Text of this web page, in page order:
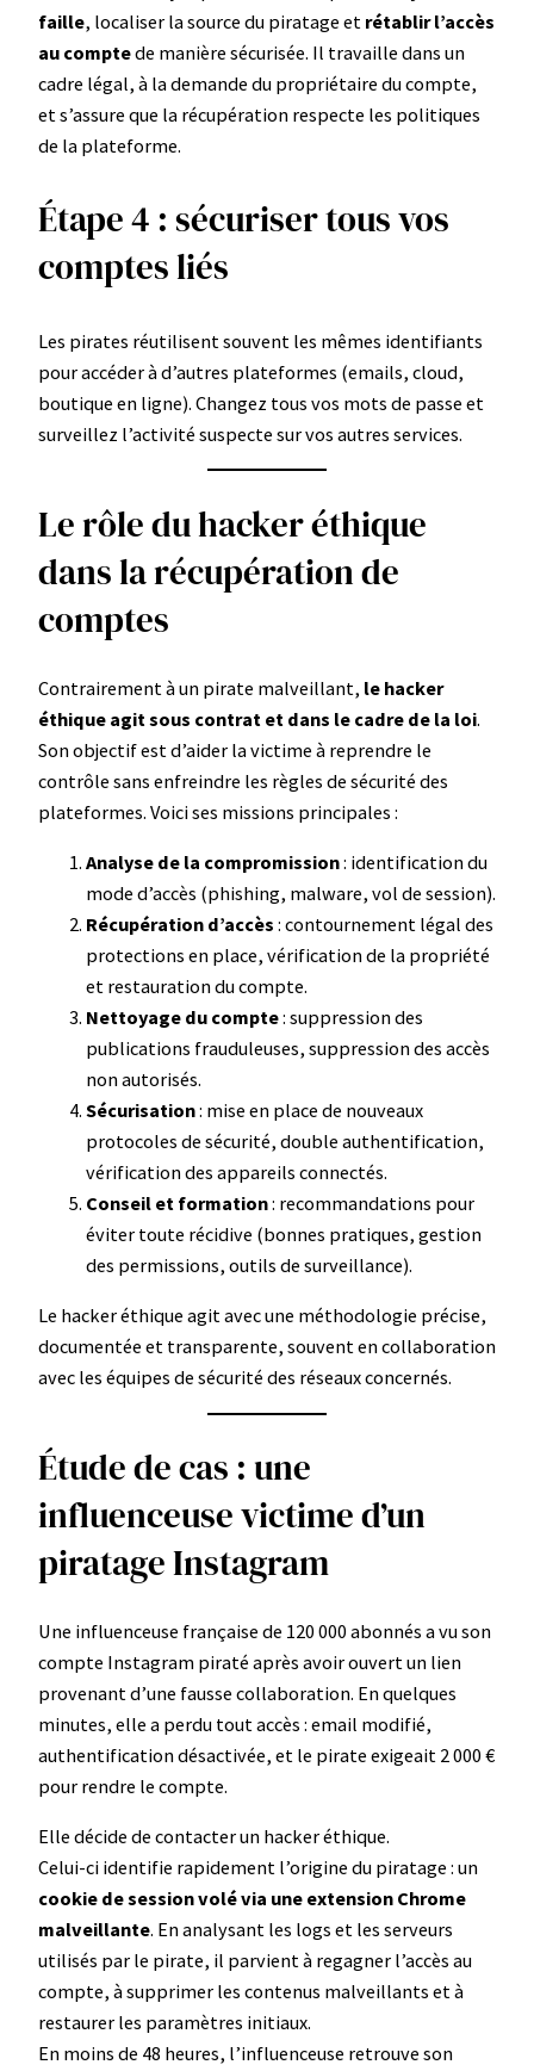
faille, localiser la source du piratage et rétablir l’accès
au comptede manière sécurisée. Il travaille dans un
cadre légal, à la demande du propriétaire du compte,
et s’assure que la récupération respecte les politiques
de la plateforme.
Étape 4 : sécuriser tous vos
comptes liés
Les pirates réutilisent souvent les mêmes identifiants
pour accéder à d’autres plateformes (emails, cloud,
boutique en ligne). Changez tous vos mots de passe et
surveillez l’activité suspecte sur vos autres services.
Le rôle du hacker éthique
dans la récupération de
comptes
Contrairement à un pirate malveillant, le hacker
éthique agit sous contrat et dans le cadre de la loi.
Son objectif est d’aider la victime à reprendre le
contrôle sans enfreindre les règles de sécurité des
plateformes. Voici ses missions principales :
Analyse de la compromission: identification du
mode d’accès (phishing, malware, vol de session).
Récupération d’accès : contournement légal des
protections en place, vérification de la propriété
et restauration du compte.
Nettoyage du compte: suppression des
publications frauduleuses, suppression des accès
non autorisés.
Sécurisation: mise en place de nouveaux
protocoles de sécurité, double authentification,
vérification des appareils connectés.
Conseil et formation: recommandations pour
éviter toute récidive (bonnes pratiques, gestion
des permissions, outils de surveillance).
Le hacker éthique agit avec une méthodologie précise,
documentée et transparente, souvent en collaboration
avec les équipes de sécurité des réseaux concernés.
Étude de cas : une
influenceuse victime d’un
piratage Instagram
Une influenceuse française de 120 000 abonnés a vu son
compte Instagram piraté après avoir ouvert un lien
provenant d’une fausse collaboration. En quelques
minutes, elle a perdu tout accès : email modifié,
authentification désactivée, et le pirate exigeait 2 000 €
pour rendre le compte.
Elle décide de contacter un hacker éthique.
Celui-ci identifie rapidement l’origine du piratage : un
cookie de session volé via une extension Chrome
malveillante. En analysant les logs et les serveurs
utilisés par le pirate, il parvient à regagner l’accès au
compte, à supprimer les contenus malveillants et à
restaurer les paramètres initiaux.
En moins de 48 heures, l’influenceuse retrouve son